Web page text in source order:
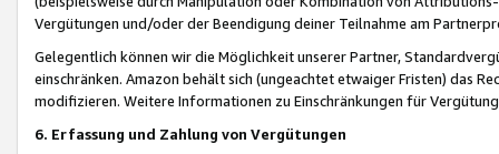
Vergütungen und/oder der Beendigung deiner Teilnahme am
Gelegentlich können wir die Möglichkeit unserer Partner,
einschränken. Amazon behält sich (ungeachtet etwaiger Fristen) das
modifizieren. Weitere Informationen zu Einschränkungen für
6. Erfassung und Zahlung von Vergütungen